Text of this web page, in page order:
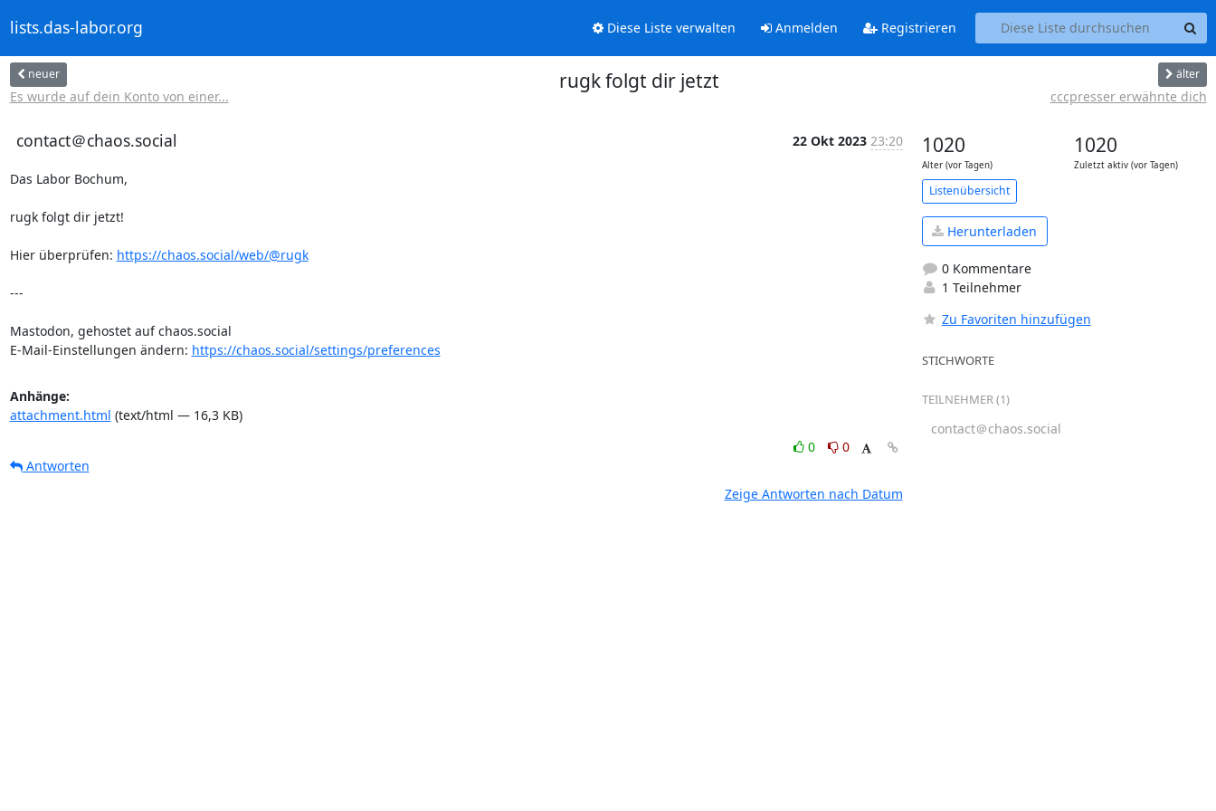
lists.das-labor.org Diese Liste verwalten Anmelden Registrieren
neuer
Es wurde auf dein Konto von einer...
rugk folgt dir jetzt älter
cccpresser erwähnte dich
contact＠chaos.social 22 Okt 2023 23:20
Das Labor Bochum,
rugk folgt dir jetzt!
Hier überprüfen: https://chaos.social/web/@rugk
---
Mastodon, gehostet auf chaos.social
E-Mail-Einstellungen ändern: https://chaos.social/settings/preferences
Anhänge:
attachment.html (text/html — 16,3 KB)
0
0
Antworten
Zeige Antworten nach Datum
1020
Alter (vor Tagen)
1020
Zuletzt aktiv (vor Tagen)
Listenübersicht
Herunterladen
0 Kommentare
1 Teilnehmer
Zu Favoriten hinzufügen
STICHWORTE
TEILNEHMER (1)
contact＠chaos.social